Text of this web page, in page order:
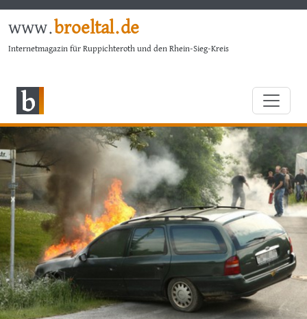
www.broeltal.de
Internetmagazin für Ruppichteroth und den Rhein-Sieg-Kreis